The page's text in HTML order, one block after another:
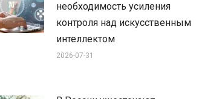
необходимость усиления
контроля над искусственным
интеллектом
2026-07-31